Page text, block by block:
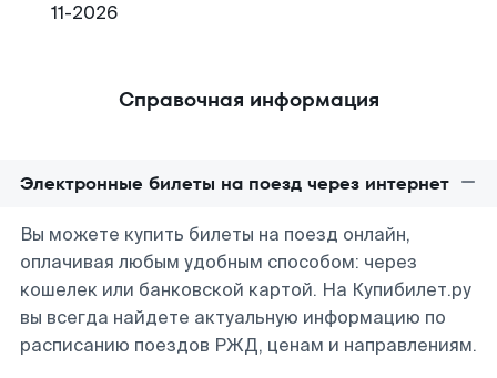
11-2026
Справочная информация
Электронные билеты на поезд через интернет
Вы можете купить билеты на поезд онлайн,
оплачивая любым удобным способом: через
кошелек или банковской картой. На Купибилет.ру
вы всегда найдете актуальную информацию по
расписанию поездов РЖД, ценам и направлениям.